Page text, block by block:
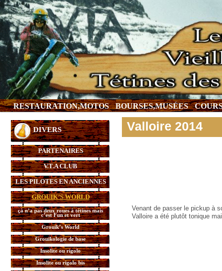
RESTAURATION,MOTOS BOURSES,MUSÉES
DIVERS
PARTENAIRES
V.T.A CLUB
LES PILOTES EN ANCIENNES
GROUIK’S WORLD
çà n’a pas deux roues à tétines mais
c’est Fun et vert
Grouik’s World
Grouikologie de base
Insolite ou rigolo
Insolite ou rigolo bis
Valloire 2014
Venant de passer le pickup à
Valloire a été plutôt tonique